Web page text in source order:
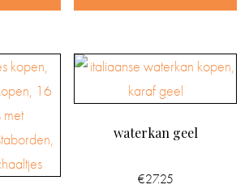
waterkan geel
€27.25